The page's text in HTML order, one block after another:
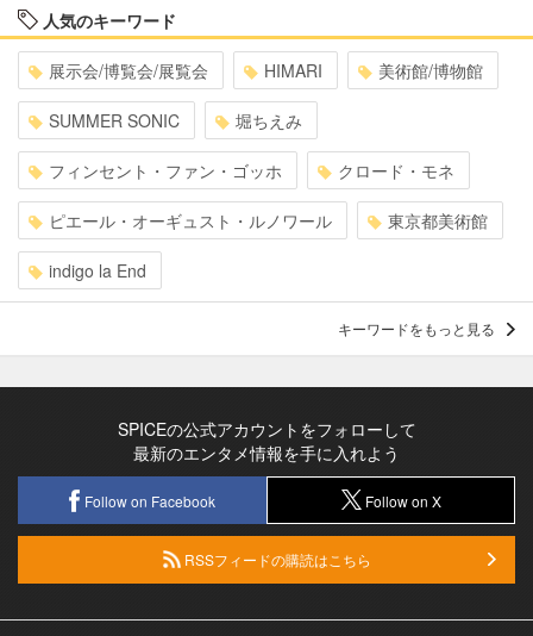
人気のキーワード
展示会/博覧会/展覧会 HIMARI 美術館/博物館
SUMMER SONIC 堀ちえみ
フィンセント・ファン・ゴッホ クロード・モネ
ピエール・オーギュスト・ルノワール 東京都美術館
indigo la End
キーワードをもっと見る
SPICEの公式アカウントをフォローして
最新のエンタメ情報を手に入れよう
Follow on Facebook Follow on X
RSSフィードの購読はこちら